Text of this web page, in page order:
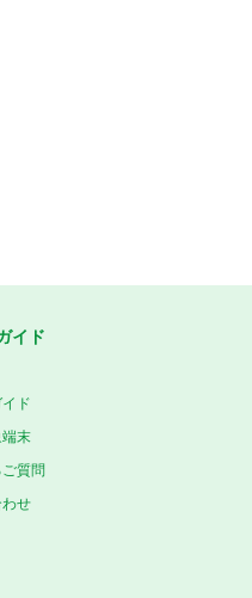
イド
ド
末
質問
せ